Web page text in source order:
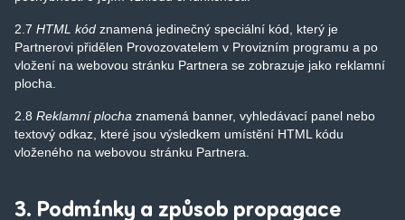
2.7 HTML kód znamená jedinečný speciální kód, který je
Partnerovi přidělen Provozovatelem v Provizním programu a po
vložení na webovou stránku Partnera se zobrazuje jako reklamní
plocha.
2.8 Reklamní plocha znamená banner, vyhledávací panel nebo
textový odkaz, které jsou výsledkem umístění HTML kódu
vloženého na webovou stránku Partnera.
3. Podmínky a způsob propagace